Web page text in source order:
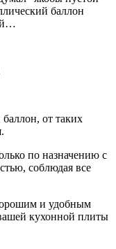
баллон
от таких
по назначению с
соблюдая все
и удобным
кухонной плиты